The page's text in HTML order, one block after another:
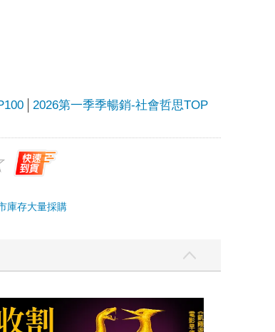
2026第一季季暢銷-社會哲思TOP
庫存大量採購